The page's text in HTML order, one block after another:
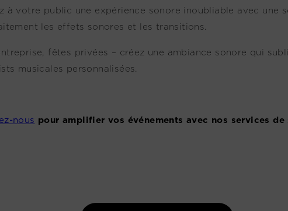
à votre public une expérience sonore inoubliable avec une
les effets sonores et les transitions.
fêtes privées – créez une ambiance sonore qui
musicales personnalisées.
nous pour amplifier vos événements avec nos services